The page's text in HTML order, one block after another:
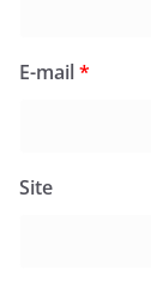
E-mail*
Site